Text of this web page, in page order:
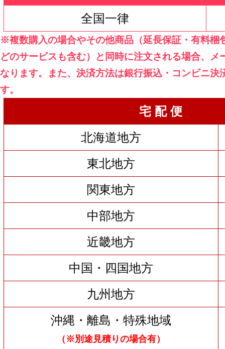
全国一律
※複数購入の場合やその他商品（延長保証・有料梱
どのサービスも含む）と同時に注文される場合、メ
なります。また、決済方法は銀行振込・コンビニ決
す。
宅 配 便
北海道地方
東北地方
関東地方
中部地方
近畿地方
中国・四国地方
九州地方
沖縄・離島・特殊地域
（※別途見積りの場合有）